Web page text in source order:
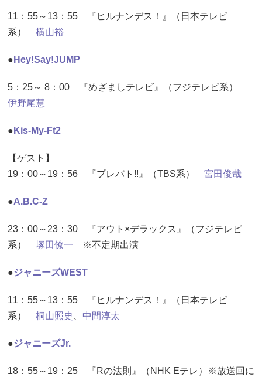
11：55～13：55 『ヒルナンデス！』（日本テレビ
系） 横山裕
● Hey!Say!JUMP
5：25～ 8：00 『めざましテレビ』（フジテレビ系）
伊野尾慧
● Kis-My-Ft2
【ゲスト】
19：00～19：56 『プレバト!!』（TBS系） 宮田俊哉
●A.B.C-Z
23：00～23：30 『アウト×デラックス』（フジテレビ
系） 塚田僚一 ※不定期出演
●ジャニーズWEST
11：55～13：55 『ヒルナンデス！』（日本テレビ
系） 桐山照史 中間淳太
●ジャニーズJr.
18：55～19：25 『Rの法則』（NHK Eテレ）※放送回に